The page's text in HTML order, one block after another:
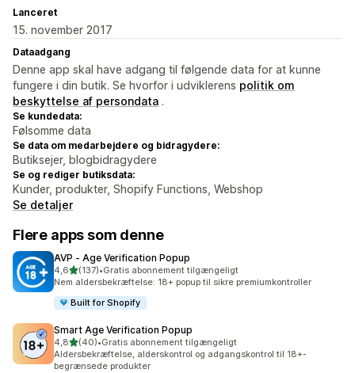
Lanceret
15. november 2017
Dataadgang
Denne app skal have adgang til følgende data for at kunne
fungere i din butik. Se hvorfor i udviklerens politik om
beskyttelse af persondata .
Se kundedata:
Følsomme data
Se data om medarbejdere og bidragydere:
Butiksejer, blogbidragydere
Se og rediger butiksdata:
Kunder, produkter, Shopify Functions, Webshop
Se detaljer
Flere apps som denne
AVP ‑ Age Verification Popup
4,6ud af 5 stjerner
(137)
137 anmeldelser i alt
•Gratis abonnement tilgængeligt
Nem aldersbekræftelse: 18+ popup til sikre premiumkontroller
Built for Shopify
Smart Age Verification Popup
4,8ud af 5 stjerner
(40)
40 anmeldelser i alt
•Gratis abonnement tilgængeligt
Aldersbekræftelse, alderskontrol og adgangskontrol til 18+-
begrænsede produkter